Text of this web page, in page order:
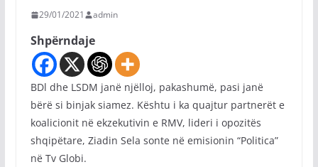
29/01/2021 admin
Shpërndaje
BDl dhe LSDM janë njëlloj, pakashumë, pasi janë
bërë si binjak siamez. Kështu i ka quajtur partnerët e
koalicionit në ekzekutivin e RMV, lideri i opozitës
shqipëtare, Ziadin Sela sonte në emisionin “Politica”
në Tv Globi.